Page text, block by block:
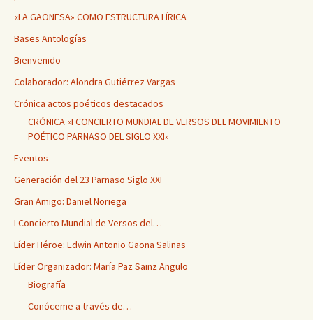
«LA GAONESA» COMO ESTRUCTURA LÍRICA
Bases Antologías
Bienvenido
Colaborador: Alondra Gutiérrez Vargas
Crónica actos poéticos destacados
CRÓNICA «I CONCIERTO MUNDIAL DE VERSOS DEL MOVIMIENTO
POÉTICO PARNASO DEL SIGLO XXI»
Eventos
Generación del 23 Parnaso Siglo XXI
Gran Amigo: Daniel Noriega
I Concierto Mundial de Versos del…
Líder Héroe: Edwin Antonio Gaona Salinas
Líder Organizador: María Paz Sainz Angulo
Biografía
Conóceme a través de…